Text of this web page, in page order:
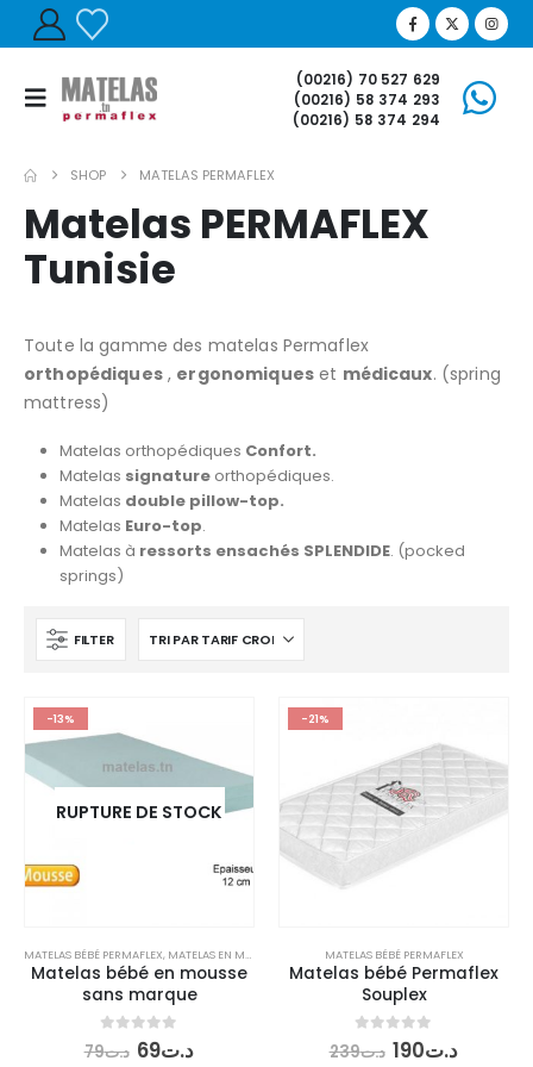
(00216) 70 527 629
(00216) 58 374 293
(00216) 58 374 294
SHOP MATELAS PERMAFLEX
Matelas PERMAFLEX
Tunisie
Toute la gamme des matelas Permaflex
orthopédiques, ergonomiqueset médicaux. (spring
mattress)
Matelas orthopédiques Confort.
Matelas signatureorthopédiques.
Matelas double pillow-top.
Matelas Euro-top.
Matelas à ressorts ensachés SPLENDIDE. (pocked
springs)
FILTER
-13%
RUPTURE DE STOCK
MATELAS BÉBÉ PERMAFLEX, MATELAS EN MOUSSE
Matelas bébé en mousse
sans marque
out of 5د.ت79 Leد.ت69 Le
-21%
MATELAS BÉBÉ PERMAFLEX
Matelas bébé Permaflex
Souplex
out of 5
د.ت239 Le د.ت190 Le